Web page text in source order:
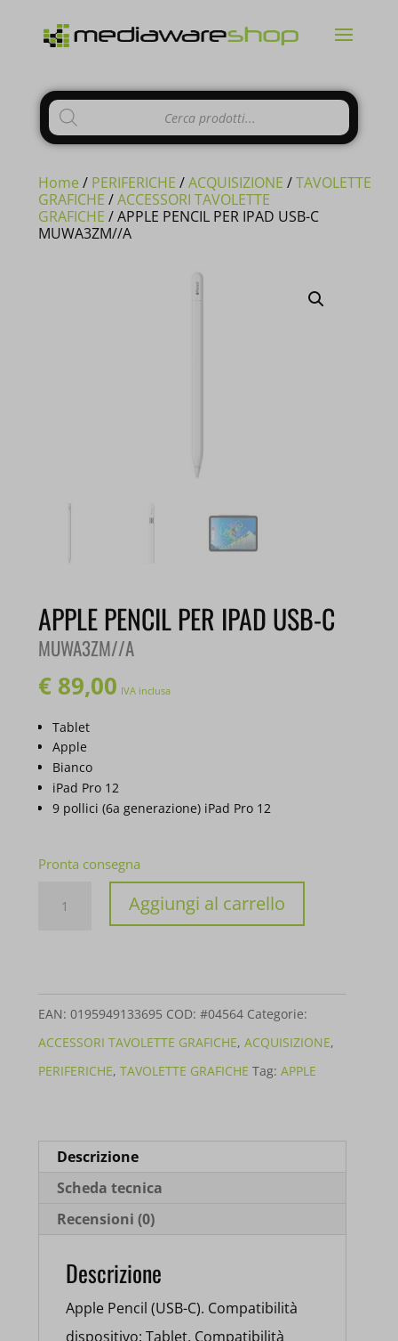
Products
search
Home / PERIFERICHE /ACQUISIZIONE /TAVOLETTE
GRAFICHE /ACCESSORI TAVOLETTE
GRAFICHE / APPLE PENCIL PER IPAD USB-C
MUWA3ZM//A
APPLE PENCIL PER IPAD USB-C
MUWA3ZM//A
€ 89,00
Tablet
Apple
Bianco
iPad Pro 12
9 pollici (6a generazione) iPad Pro 12
Pronta consegna
PENCIL
Aggiungi al carrello
EAN: 0195949133695 COD: #04564 Categorie:
ACCESSORI TAVOLETTE GRAFICHE
ACQUISIZIONE
PERIFERICHE ,TAVOLETTE GRAFICHE Tag: APPLE
Descrizione
Scheda tecnica
Recensioni (0)
Descrizione
Apple Pencil (USB-C). Compatibilità
dispositivo: Tablet, Compatibilità
negozio è chiuso per ferie
CHIUDI